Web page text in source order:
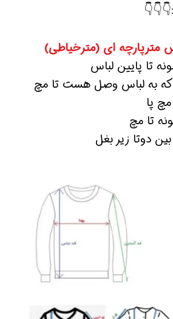
مترپارچه ای (مترخیاطی)
تا پایین لباس
که به لباس وصل هست تا مچ
پا
تا مچ
دوتا زیر بغل